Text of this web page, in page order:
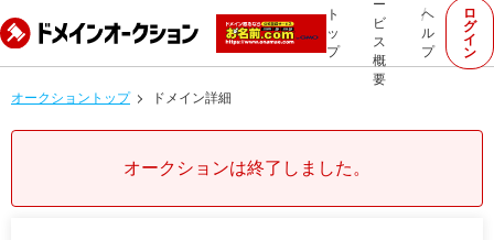
ト
ッ
プ
ー
ビ
ス
概
要
ヘ
ル
プ
ロ
グ
イ
ン
オークショントップ ドメイン詳細
オークションは終了しました。